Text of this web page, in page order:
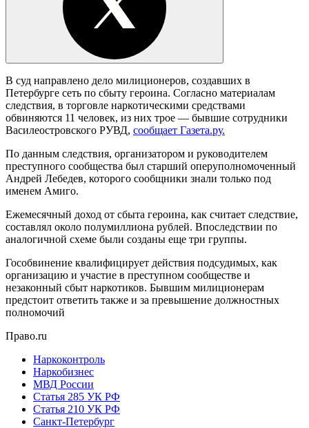
В суд направлено дело милиционеров, создавших в
Петербурге сеть по сбыту героина. Согласно материалам
следствия, в торговле наркотическими средствами
обвиняются 11 человек, из них трое — бывшие сотрудники
Василеостровского РУВД, сообщает Газета.ру.
По данным следствия, организатором и руководителем
преступного сообщества был старший оперуполномоченный
Андрей Лебедев, которого сообщники знали только под
именем Амиго.
Ежемесячный доход от сбыта героина, как считает следствие,
составлял около полумиллиона рублей. Впоследствии по
аналогичной схеме были созданы еще три группы.
Гособвинение квалифицирует действия подсудимых, как
организацию и участие в преступном сообществе и
незаконный сбыт наркотиков. Бывшим милиционерам
предстоит ответить также и за превышение должностных
полномочий
Право.ru
Наркоконтроль
Наркобизнес
МВД России
Статья 285 УК РФ
Статья 210 УК РФ
Санкт-Петербург